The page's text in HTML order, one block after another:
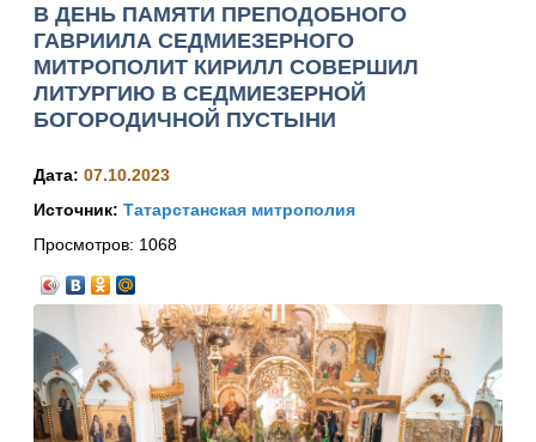
В ДЕНЬ ПАМЯТИ ПРЕПОДОБНОГО
ГАВРИИЛА СЕДМИЕЗЕРНОГО
МИТРОПОЛИТ КИРИЛЛ СОВЕРШИЛ
ЛИТУРГИЮ В СЕДМИЕЗЕРНОЙ
БОГОРОДИЧНОЙ ПУСТЫНИ
Дата: 07.10.2023
Источник: Татарстанская митрополия
Просмотров: 1068